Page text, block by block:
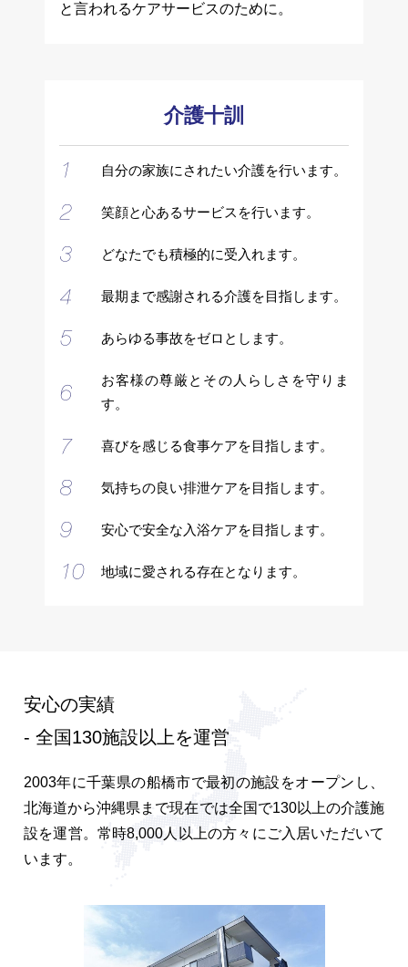
と言われるケアサービスのために。
介護十訓
自分の家族にされたい介護を行います。
笑顔と心あるサービスを行います。
どなたでも積極的に受入れます。
最期まで感謝される介護を目指します。
あらゆる事故をゼロとします。
お客様の尊厳とその人らしさを守りま
す。
喜びを感じる食事ケアを目指します。
気持ちの良い排泄ケアを目指します。
安心で安全な入浴ケアを目指します。
地域に愛される存在となります。
安心の実績
- 全国130施設以上を運営
2003年に千葉県の船橋市で最初の施設をオープンし、
北海道から沖縄県まで現在では全国で130以上の介護施
設を運営。常時8,000人以上の方々にご入居いただいて
います。